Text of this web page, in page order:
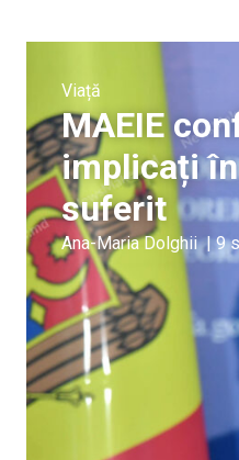
Viață
MAEIE
implicați
suferit
Ana-Maria Dolghii | 9